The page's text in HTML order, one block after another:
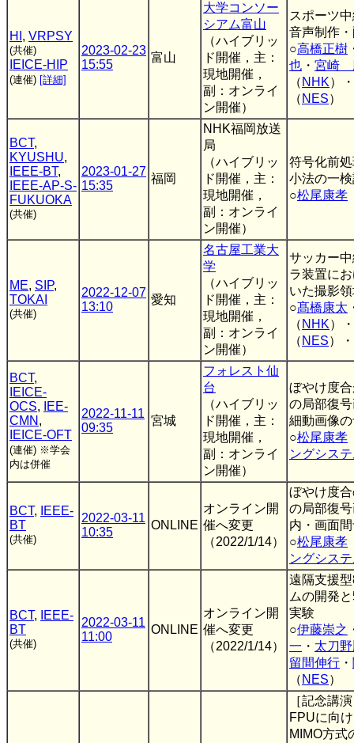
HI , VRPSY
(共催)
IEICE-HIP
(連催) [詳細]
2023-02-23
15:55
富山
大学コンソー
シアム富山
（ハイブリッ
ド開催，主：
現地開催，
副：オンライ
ン開催）
スポーツ
音声制作
○高橋正樹
也 ・ 宮崎
（ NHK）・
（ NES）
BCT,
KYUSHU,
IEEE-BT,
IEEE-AP-S-
FUKUOKA
(共催)
2023-01-27
15:35
福岡
NHK福岡放送
局
（ハイブリッ
ド開催，主：
現地開催，
副：オンライ
ン開催）
符号化前
小法の一
○松尾康孝
ME, SIP,
TOKAI
(共催)
2022-12-07
13:10
愛知
名古屋工業大
学
（ハイブリッ
ド開催，主：
現地開催，
副：オンライ
ン開催）
サッカー
ラ装置に
いた撮影
○髙橋康太
（ NHK）・
（ NES）・
BCT,
IEICE-
OCS,
IEE-
CMN ,
IEICE-OFT
(連催) ※学会
内は併催
2022-11-11
09:35
宮城
フォレスト仙
台
（ハイブリッ
ド開催，主：
現地開催，
副：オンライ
ン開催）
ぼやけ度
の局部復
細動画像
○松尾康孝
ングシス
BCT,
IEEE-
BT
(共催)
2022-03-11
10:35
ONLINE
オンライン開
催へ変更
（2022/1/14）
ぼやけ度
の局部復
内・画面
○松尾康孝
ングシス
BCT,
IEEE-
BT
(共催)
2022-03-11
11:00
ONLINE
オンライン開
催へ変更
（2022/1/14）
遠隔支援
ムの開発
実験
○伊藤崇之
一 ・ 太刀
留間伸行 ・
（ NES）
［記念講
FPUに向
MIMO方式